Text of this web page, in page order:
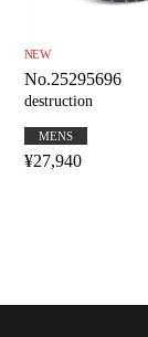
NEW
No.25295696
destruction
MENS
¥27,940